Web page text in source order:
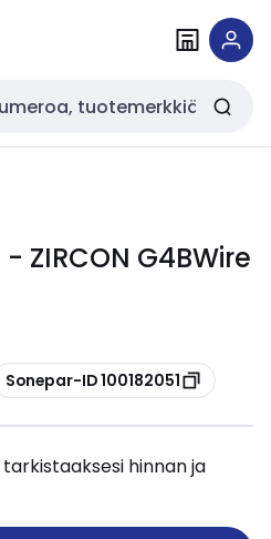
ZIRCON G4BWire
Sonepar-ID 100182051
hinnan ja